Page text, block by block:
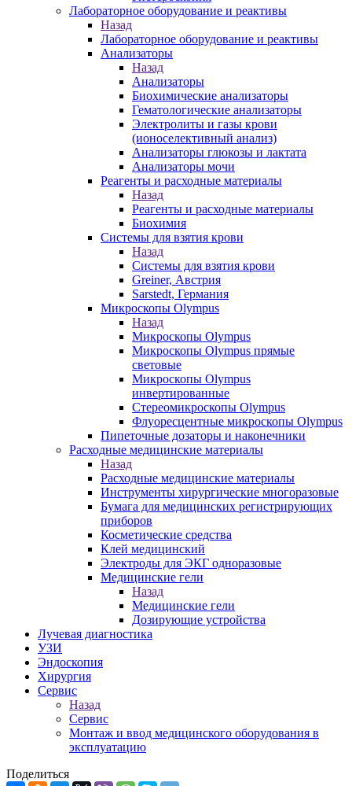
Лабораторное оборудование и реактивы
Назад
Лабораторное оборудование и реактивы
Анализаторы
Назад
Анализаторы
Биохимические анализаторы
Гематологические анализаторы
Электролиты и газы крови
(ионоселективный анализ)
Анализаторы глюкозы и лактата
Анализаторы мочи
Реагенты и расходные материалы
Назад
Реагенты и расходные материалы
Биохимия
Системы для взятия крови
Назад
Системы для взятия крови
Greiner, Австрия
Sarstedt, Германия
Микроскопы Olympus
Назад
Микроскопы Olympus
Микроскопы Olympus прямые
световые
Микроскопы Olympus
инвертированные
Стереомикроскопы Olympus
Флуоресцентные микроскопы Olympus
Пипеточные дозаторы и наконечники
Расходные медицинские материалы
Назад
Расходные медицинские материалы
Инструменты хирургические многоразовые
Бумага для медицинских регистрирующих
приборов
Косметические средства
Клей медицинский
Электроды для ЭКГ одноразовые
Медицинские гели
Назад
Медицинские гели
Дозирующие устройства
Лучевая диагностика
УЗИ
Эндоскопия
Хирургия
Сервис
Назад
Сервис
Монтаж и ввод медицинского оборудования в
эксплуатацию
Поделиться